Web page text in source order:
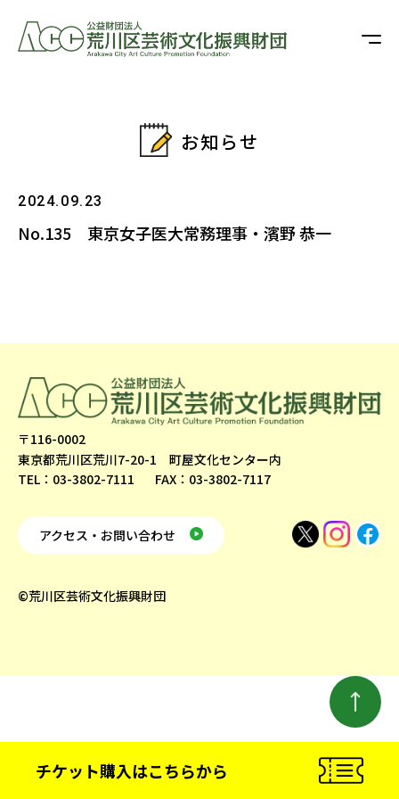
チケット購入はこちらから
お知らせ
2024.09.23
No.135 東京女子医大常務理事・濱野 恭一
〒116-0002
東京都荒川区荒川7-20-1 町屋文化センター内
TEL：03-3802-7111
FAX：03-3802-7117
アクセス・お問い合わせ
©荒川区芸術文化振興財団